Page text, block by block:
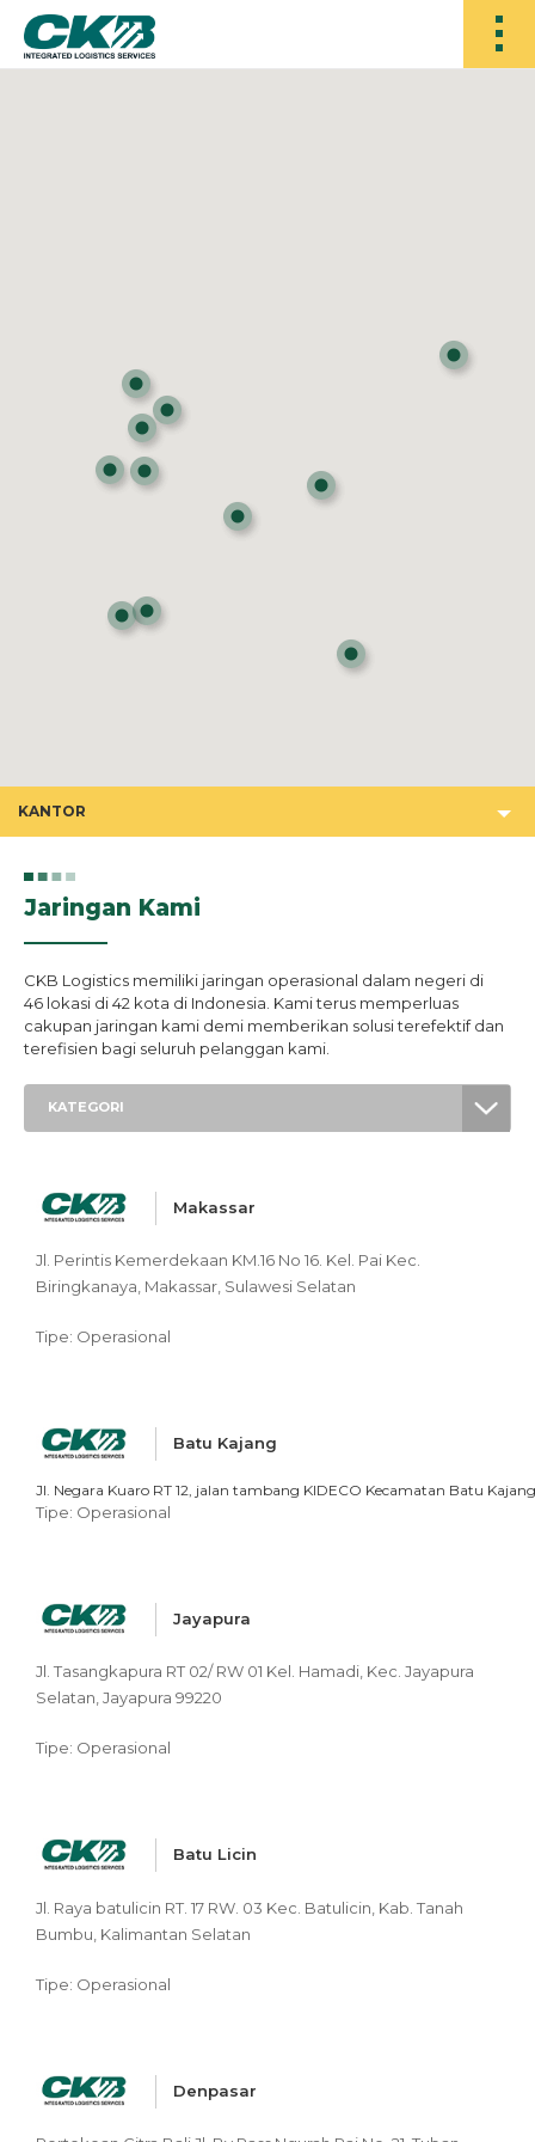
KANTOR
Jaringan Kami
CKB Logistics memiliki jaringan operasional dalam negeri di
46 lokasi di 42 kota di Indonesia. Kami terus memperluas
cakupan jaringan kami demi memberikan solusi terefektif dan
terefisien bagi seluruh pelanggan kami.
KATEGORI
Makassar
Jl. Perintis Kemerdekaan KM.16 No 16. Kel. Pai Kec.
Biringkanaya, Makassar, Sulawesi Selatan
Tipe: Operasional
Batu Kajang
Jl. Negara Kuaro RT 12, jalan tambang KIDECO Kecamatan Batu
Tipe: Operasional
Jayapura
Jl. Tasangkapura RT 02/ RW 01 Kel. Hamadi, Kec. Jayapura
Selatan, Jayapura 99220
Tipe: Operasional
Batu Licin
Jl. Raya batulicin RT. 17 RW. 03 Kec. Batulicin, Kab. Tanah
Bumbu, Kalimantan Selatan
Tipe: Operasional
Denpasar